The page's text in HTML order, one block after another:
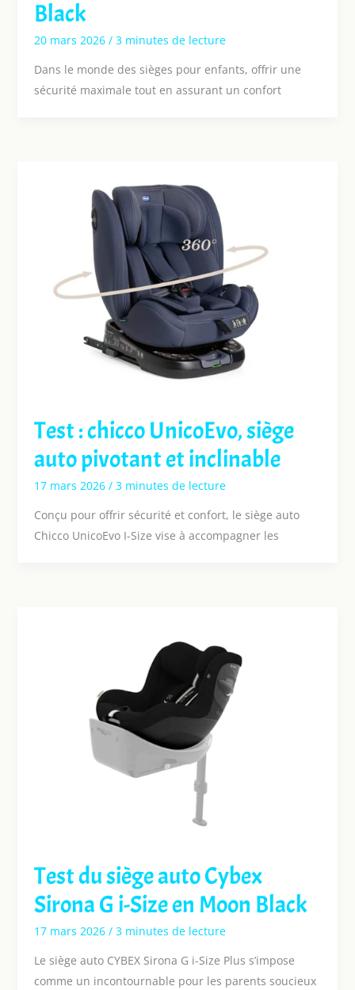
Black
20 mars 2026 / 3 minutes de lecture
Dans le monde des sièges pour enfants, offrir une
sécurité maximale tout en assurant un confort
Test : chicco UnicoEvo, siège
auto pivotant et inclinable
17 mars 2026 / 3 minutes de lecture
Conçu pour offrir sécurité et confort, le siège auto
Chicco UnicoEvo I-Size vise à accompagner les
Test du siège auto Cybex
Sirona G i-Size en Moon Black
17 mars 2026 / 3 minutes de lecture
Le siège auto CYBEX Sirona G i-Size Plus s’impose
comme un incontournable pour les parents soucieux